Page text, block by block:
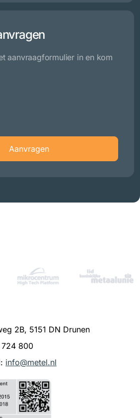
aanvraagformulier in en kom
Aanvragen
2B, 5151 DN Drunen
724 800
info@metel.nl